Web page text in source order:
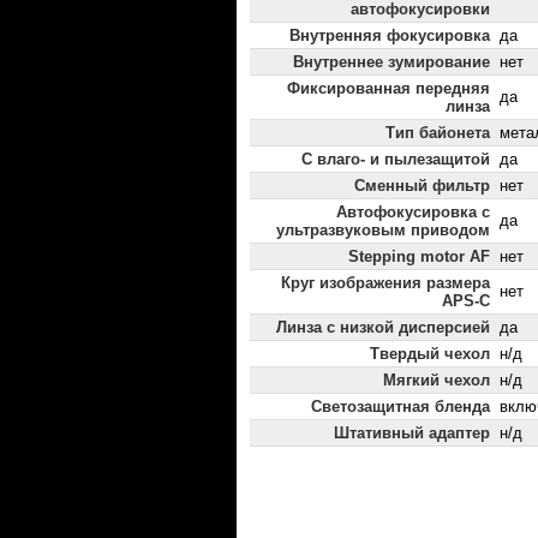
автофокусировки
Внутренняя фокусировка да
Внутреннее зумирование нет
Фиксированная передняя
линза
да
Тип байонета
С влаго- и пылезащитой да
Сменный фильтр нет
Автофокусировка с
ультразвуковым приводом
да
Stepping motor AF нет
Круг изображения размера
APS-C
нет
Линза с низкой дисперсией да
Твердый чехол н/д
Мягкий чехол н/д
Светозащитная бленда
Штативный адаптер н/д